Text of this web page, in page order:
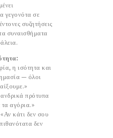
γεγονότα σε
συζητήσεις
συναισθήματα
η ισότητα και
— όλοι
πρότυπα
αγόρια.»
κάτι δεν σου
δεν